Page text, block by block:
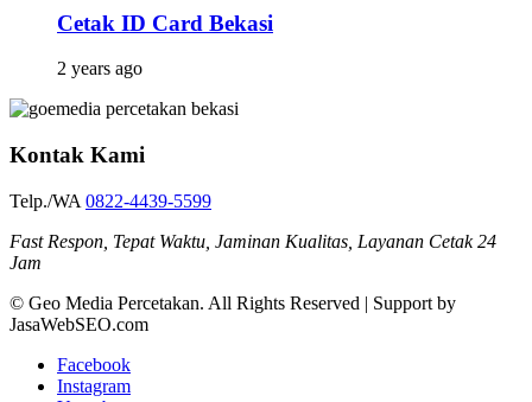
Cetak ID Card Bekasi
2 years ago
Kontak Kami
Telp./WA 0822-4439-5599
Fast Respon, Tepat Waktu, Jaminan Kualitas, Layanan Cetak 24
Jam
© Geo Media Percetakan. All Rights Reserved | Support by
JasaWebSEO.com
Facebook
Instagram